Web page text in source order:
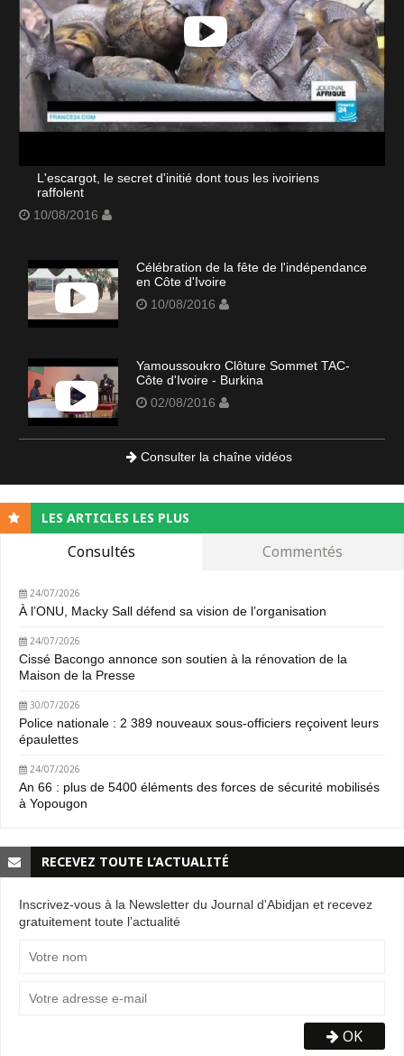
L'escargot, le secret d'initié dont tous les ivoiriens
raffolent
10/08/2016
Célébration de la fête de l'indépendance
en Côte d'Ivoire
10/08/2016
Yamoussoukro Clôture Sommet TAC-
Côte d'Ivoire - Burkina
02/08/2016
Consulter la chaîne vidéos
LES ARTICLES LES PLUS
Consultés Commentés
24/07/2026
À l’ONU, Macky Sall défend sa vision de l’organisation
24/07/2026
Cissé Bacongo annonce son soutien à la rénovation de la
Maison de la Presse
30/07/2026
Police nationale : 2 389 nouveaux sous-officiers reçoivent leurs
épaulettes
24/07/2026
An 66 : plus de 5400 éléments des forces de sécurité mobilisés
à Yopougon
RECEVEZ TOUTE L’ACTUALITÉ
Inscrivez-vous à la Newsletter du Journal d'Abidjan et recevez
gratuitement toute l’actualité
OK